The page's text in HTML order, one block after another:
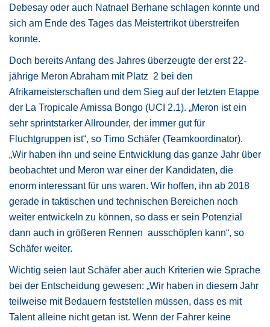
Debesay oder auch Natnael Berhane schlagen konnte und
sich am Ende des Tages das Meistertrikot überstreifen
konnte.
Doch bereits Anfang des Jahres überzeugte der erst 22-
jährige Meron Abraham mit Platz 2 bei den
Afrikameisterschaften und dem Sieg auf der letzten Etappe
der La Tropicale Amissa Bongo (UCI 2.1). „Meron ist ein
sehr sprintstarker Allrounder, der immer gut für
Fluchtgruppen ist“, so Timo Schäfer (Teamkoordinator).
„Wir haben ihn und seine Entwicklung das ganze Jahr über
beobachtet und Meron war einer der Kandidaten, die
enorm interessant für uns waren. Wir hoffen, ihn ab 2018
gerade in taktischen und technischen Bereichen noch
weiter entwickeln zu können, so dass er sein Potenzial
dann auch in größeren Rennen ausschöpfen kann“, so
Schäfer weiter.
Wichtig seien laut Schäfer aber auch Kriterien wie Sprache
bei der Entscheidung gewesen: „Wir haben in diesem Jahr
teilweise mit Bedauern feststellen müssen, dass es mit
Talent alleine nicht getan ist. Wenn der Fahrer keine